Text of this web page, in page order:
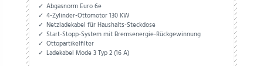
Abgasnorm Euro 6e
4-Zylinder-Ottomotor 130 KW
Netzladekabel für Haushalts-Steckdose
Start-Stopp-System mit Bremsenergie-Rückgewinnung
Ottopartikelfilter
Ladekabel Mode 3 Typ 2 (16 A)